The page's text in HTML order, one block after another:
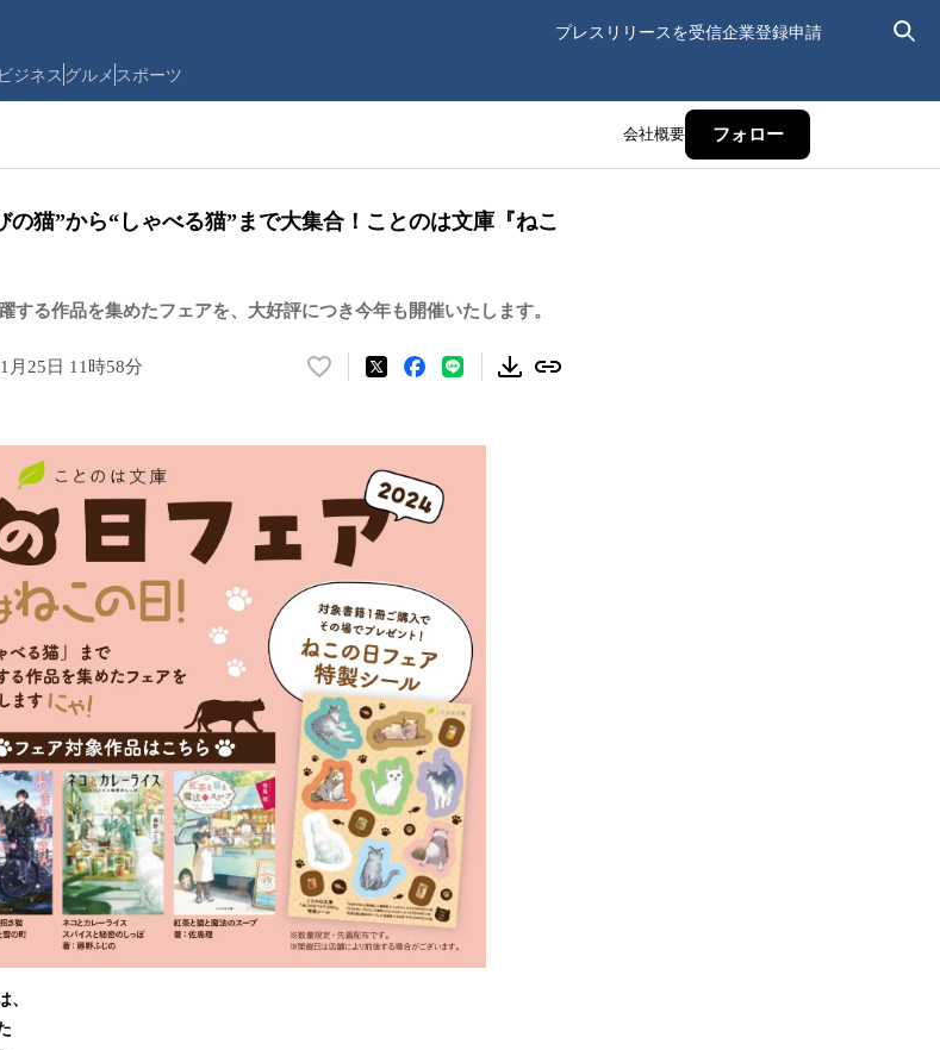
プレスリリースを受信企業登録申請
ビジネス グルメ スポーツ
会社概要 フォロー
の猫”から“しゃべる猫”まで大集合！ことのは文庫『ねこ
する作品を集めたフェアを、大好評につき今年も開催いたします。
月25日 11時58分
い
を
読
み
込
み
中
で
す
、